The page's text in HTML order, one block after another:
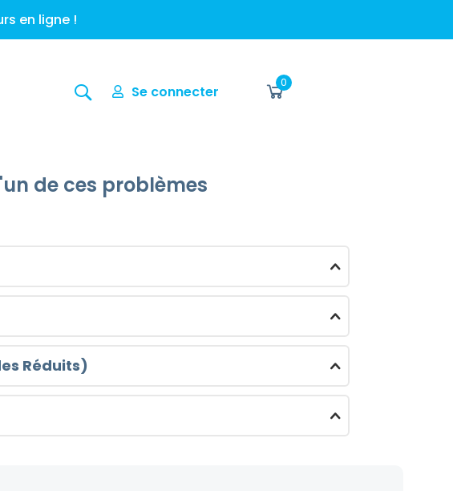
en ligne !
Se connecter
0
de ces problèmes
Réduits)